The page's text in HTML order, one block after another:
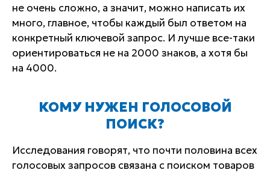
не очень сложно, а значит, можно написать их
много, главное, чтобы каждый был ответом на
конкретный ключевой запрос. И лучше все-таки
ориентироваться не на 2000 знаков, а хотя бы
на 4000.
КОМУ НУЖЕН ГОЛОСОВОЙ
ПОИСК?
Исследования говорят, что почти половина всех
голосовых запросов связана с поиском товаров